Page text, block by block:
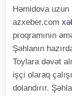
Həmidova
azxeber.com
proqramının
Şəhlanın
Toylara dəvət
işçi olaraq
dolandırır.